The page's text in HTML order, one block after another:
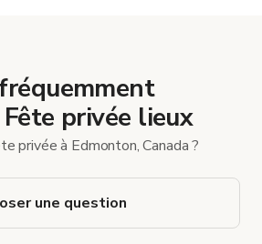
privée lieux
privée à Edmonton, Canada ?
une question